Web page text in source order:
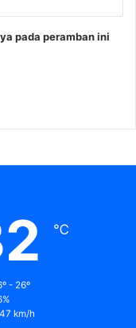
pada peramban ini
℃
- 26º
km/h